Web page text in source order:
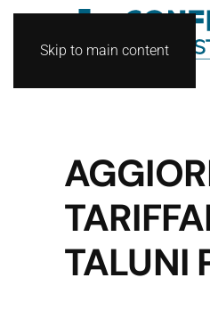
Skip to main content
TALUNI